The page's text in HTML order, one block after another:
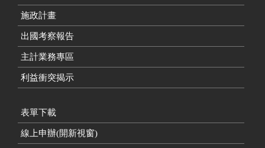
施政計畫
出國考察報告
主計業務專區
利益衝突揭示
表單下載
線上申辦(開新視窗)